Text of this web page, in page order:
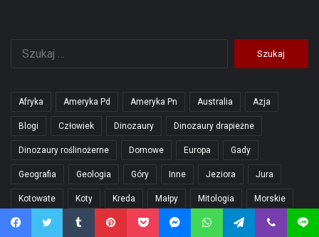
Afryka Ameryka Pd Ameryka Pn Australia Azja
Blogi Człowiek Dinozaury Dinozaury drapieżne
Dinozaury roślinożerne Domowe Europa Gady
Geografia Geologia Góry Inne Jeziora Jura
Kotowate Koty Kreda Małpy Mitologia Morskie
Opracowania Owady Parki Narodowe Podcasty